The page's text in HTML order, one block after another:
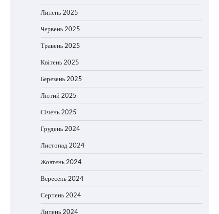
Липень 2025
Червень 2025
Травень 2025
Квітень 2025
Березень 2025
Лютий 2025
Січень 2025
Грудень 2024
Листопад 2024
Жовтень 2024
Вересень 2024
Серпень 2024
Липень 2024